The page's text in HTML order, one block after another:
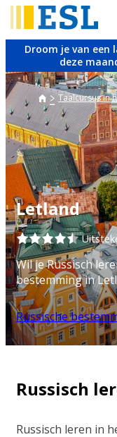
to
mainDroom je van
deze
Taalcursus in
Letland
Wil je Russisch
bestemming in
Russische
Russisch
Russisch leren in